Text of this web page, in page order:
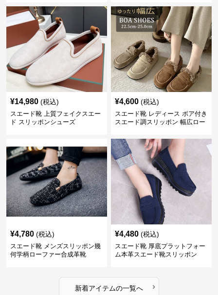
¥14,980 (税込)
スエード靴 上質フェイクスエー
ド スリッポンシューズ
¥4,600 (税込)
スエード靴 レディース ボア付き
スエード調スリッポン 幅広ロー
¥4,780 (税込)
スエード靴 メンズスリッポン幾
何学柄ローファー合成革靴
¥4,480 (税込)
スエード靴 厚底プラットフォー
ム本革スエード靴スリッポン
新着アイテムの一覧へ ›